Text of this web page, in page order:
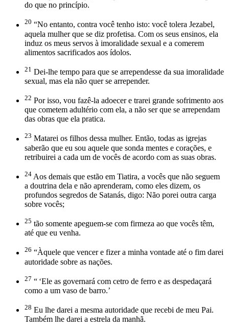
do que no princípio.
20 “No entanto, contra você tenho isto: você tolera Jezabel,
aquela mulher que se diz profetisa. Com os seus ensinos, ela
induz os meus servos à imoralidade sexual e a comerem
alimentos sacrificados aos ídolos.
21 Dei-lhe tempo para que se arrependesse da sua imoralidade
sexual, mas ela não quer se arrepender.
22 Por isso, vou fazê-la adoecer e trarei grande sofrimento aos
que cometem adultério com ela, a não ser que se arrependam
das obras que ela pratica.
23 Matarei os filhos dessa mulher. Então, todas as igrejas
saberão que eu sou aquele que sonda mentes e corações, e
retribuirei a cada um de vocês de acordo com as suas obras.
24 Aos demais que estão em Tiatira, a vocês que não seguem
a doutrina dela e não aprenderam, como eles dizem, os
profundos segredos de Satanás, digo: Não porei outra carga
sobre vocês;
25 tão somente apeguem-se com firmeza ao que vocês têm,
até que eu venha.
26 “Àquele que vencer e fizer a minha vontade até o fim darei
autoridade sobre as nações.
27 “ ‘Ele as governará com cetro de ferro e as despedaçará
como a um vaso de barro.’
28 Eu lhe darei a mesma autoridade que recebi de meu Pai.
Também lhe darei a estrela da manhã.